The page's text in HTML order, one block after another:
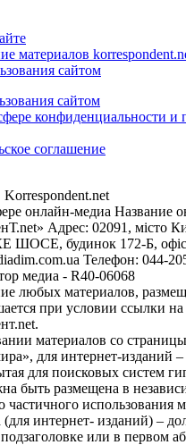
материалов
сайтом
сайтом
конфиденциальности и
соглашение
онлайн-медиа Название
Адрес: 02091, місто
ШОСЕ, будинок 172-Б, офіс
Телефон: 044-
медиа - R40-06068
любых материалов,
при условии ссылки на
материалов со
для интернет-изданий –
для поисковых систем
быть размещена в
частичного использования
(для интернет- изданий) –
или в первом